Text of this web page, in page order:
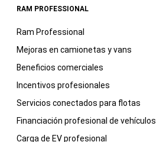
RAM PROFESSIONAL
Ram Professional
Mejoras en camionetas y vans
Beneficios comerciales
Incentivos profesionales
Servicios conectados para flotas
Financiación profesional de vehículos
Carga de EV profesional